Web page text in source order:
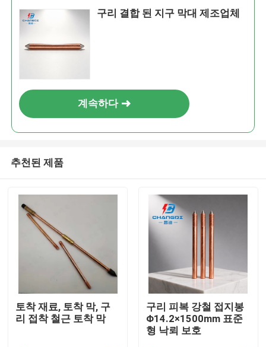
구리 결합 된 지구 막대 제조업체
계속하다
추천된 제품
토착 재료, 토착 막, 구
리 접착 철근 토착 막
구리 피복 강철 접지봉
Φ14.2×1500mm 표준
형 낙뢰 보호